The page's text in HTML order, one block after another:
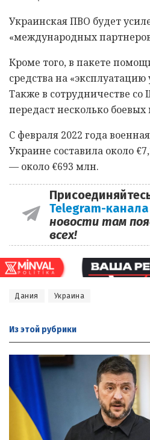
Украинская ПВО будет
«международных
Кроме того, в пакете
средства на «эксплуатацию
Также в сотрудничестве
передаст несколько
C февраля 2022 года
Украине составила около
— около €693 млн.
Telegram-канала
новости там
всех!
Дания Украина
Из этой рубрики